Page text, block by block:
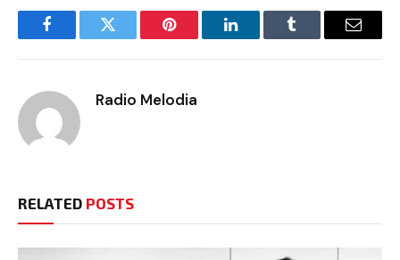
FacebookTwitter Pinterest LinkedInTumblr Email
Radio Melodia
RELATED POSTS